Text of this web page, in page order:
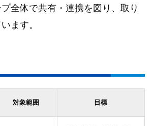
全体で共有・連携を図り、取り
ます。
対象範囲 目標